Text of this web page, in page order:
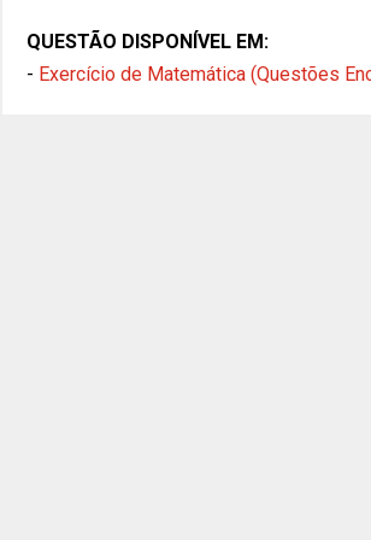
QUESTÃO DISPONÍVEL EM:
- Exercício de Matemática (Questões